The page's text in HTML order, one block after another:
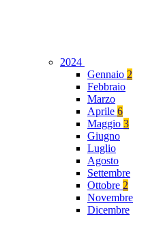
2024
Gennaio 2
Febbraio
Marzo
Aprile 6
Maggio 3
Giugno
Luglio
Agosto
Settembre
Ottobre 2
Novembre
Dicembre